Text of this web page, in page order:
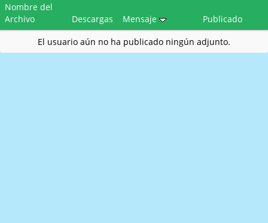
Nombre del
Archivo
Descargas Mensaje
Publicado
El usuario aún no ha publicado ningún adjunto.